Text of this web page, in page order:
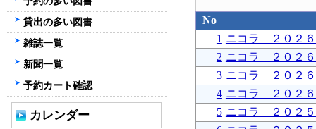
No
1 ニコラ ２０２
2 ニコラ ２０２
3 ニコラ ２０２
4 ニコラ ２０２６
5 ニコラ ２０２
貸出の多い図書
雑誌一覧
新聞一覧
予約カート確認
カレンダー